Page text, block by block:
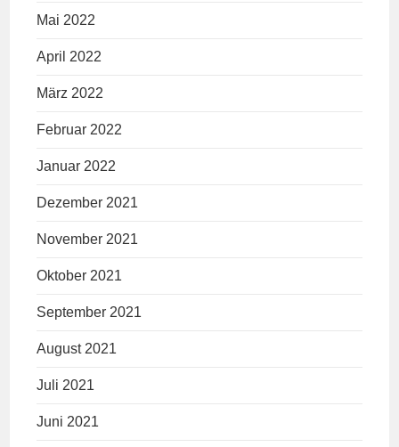
Mai 2022
April 2022
März 2022
Februar 2022
Januar 2022
Dezember 2021
November 2021
Oktober 2021
September 2021
August 2021
Juli 2021
Juni 2021